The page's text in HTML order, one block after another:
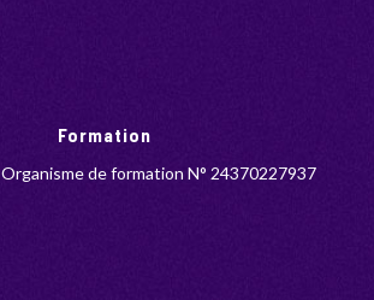
Formation
Organisme de formation N° 24370227937